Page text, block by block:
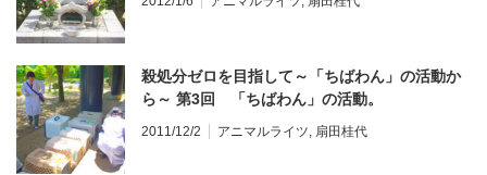
殺処分ゼロを目指して～「ちばわん」の活動か
ら～ 第3回 「ちばわん」の活動。
2011/12/2 アニマルライツ, 扇田桂代